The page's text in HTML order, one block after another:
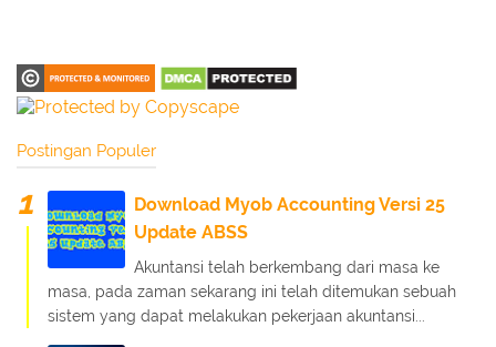
Postingan Populer
Download Myob Accounting Versi 25
Update ABSS
Akuntansi telah berkembang dari masa ke
masa, pada zaman sekarang ini telah ditemukan sebuah
sistem yang dapat melakukan pekerjaan akuntansi...